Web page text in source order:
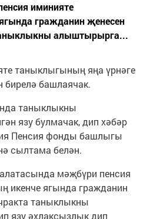
иминияте
гражданин җенесен
алыштырырга...
таныклыгының яңа үрнәге
бирелә башлаячак.
таныклыкны
язу булмачак, дип хәбәр
Пенсия фонды башлыгы
сылтама белән.
мәҗбүри пенсия
икенче ягында гражданин
таныклыкны
язу әхлаксызлык дип